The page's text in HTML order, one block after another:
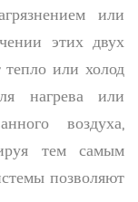
или
этих двух
тепло или холод
нагрева или
воздуха,
тем самым
позволяют